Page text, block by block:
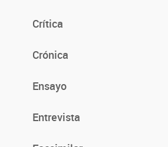
Crítica
Crónica
Ensayo
Entrevista